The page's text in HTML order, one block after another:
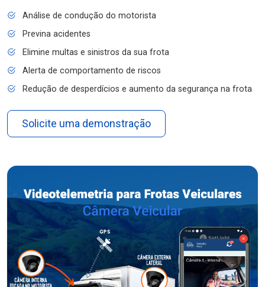
Análise de condução do motorista
Previna acidentes
Elimine multas e sinistros da sua frota
Alerta de comportamento de riscos
Redução de desperdícios e aumento da segurança na frota
Solicite uma demonstração